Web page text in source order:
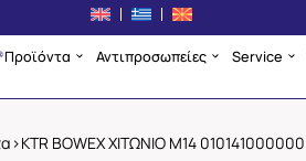
Προϊόντα Αντιπροσωπείες Service
>KTR BOWEX ΧΙΤΩΝΙΟ Μ14 010141000000